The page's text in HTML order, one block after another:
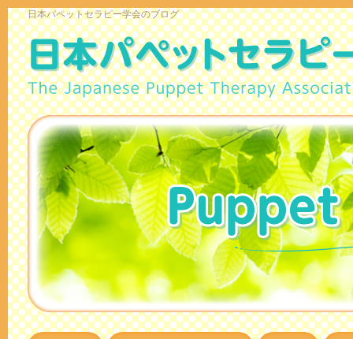
日本パペットセラピー学会のブログ